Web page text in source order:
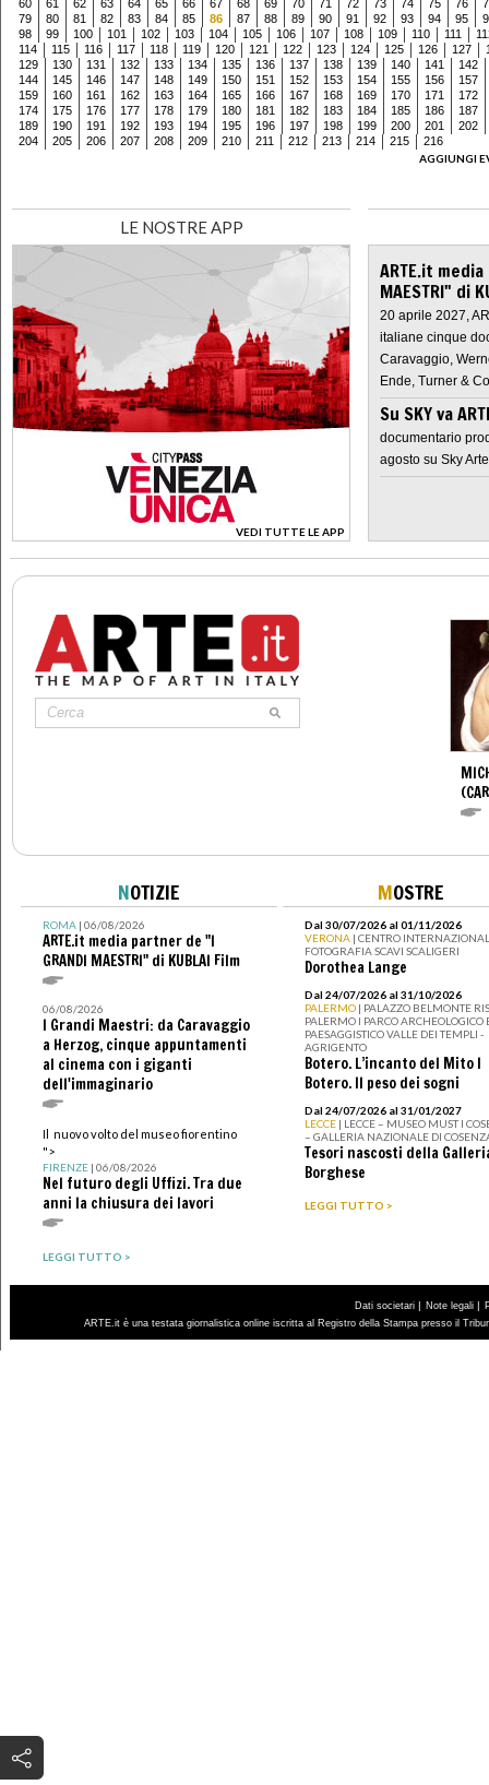
60 61 62 63 64 65 66 67 68 69 70 71 72 73 74 75 76
79
80 81 82 83 84 85 86 87 88 89 90 91 92 93 94 95
98
99 100 101 102 103 104 105 106 107 108 109 110 111
114
115 116 117 118 119 120 121 122 123 124 125 126 127
129
130 131 132 133 134 135 136 137 138 139 140 141
142
144
145 146 147 148 149 150 151 152 153 154 155 156
157
159
160 161 162 163 164 165 166 167 168 169 170 171
172
174
175 176 177 178 179 180 181 182 183 184 185 186
187
189
190 191 192 193 194 195 196 197 198 199 200 201
202
204
205 206 207 208 209 210 211 212 213 214 215
216
AGGIUNGI
LE NOSTRE APP
VEDI TUTTE LE APP
>
ARTE.it
MAESTRI" di
20 aprile 2027,
italiane cinque
Caravaggio,
Ende, Turner &
Su SKY va
documentario
agosto su Sky Arte
NOTIZIE
ROMA| 06/08/2026
ARTE.it media partner de "I
GRANDI MAESTRI" di KUBLAI Film
06/08/2026
I Grandi Maestri: da Caravaggio
a Herzog, cinque appuntamenti
al cinema con i giganti
dell'immaginario
Il nuovo volto del museo fiorentino
">
FIRENZE| 06/08/2026
Nel futuro degli Uffizi. Tra due
anni la chiusura dei lavori
LEGGI TUTTO >
MOSTRE
Dal 30/07/2026 al 01/11/2026
VERONA | CENTRO
FOTOGRAFIA SCAVI SCALIGERI
Dorothea Lange
Dal 24/07/2026 al 31/10/2026
PALERMO | PALAZZO BELMONTE
PALERMO I PARCO ARCHEOLOGICO
PAESAGGISTICO VALLE DEI TEMPLI -
AGRIGENTO
Botero. L’incanto del Mito I
Botero. Il peso dei sogni
Dal 24/07/2026 al 31/01/2027
LECCE | LECCE – MUSEO MUST I
– GALLERIA NAZIONALE DI
Tesori nascosti della
Borghese
LEGGI TUTTO >
Dati societari | Note legali |
ARTE.it è una testata giornalistica online iscritta al Registro della Stampa presso il